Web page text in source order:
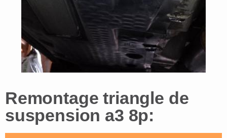
Remontage triangle de
suspension a3 8p: